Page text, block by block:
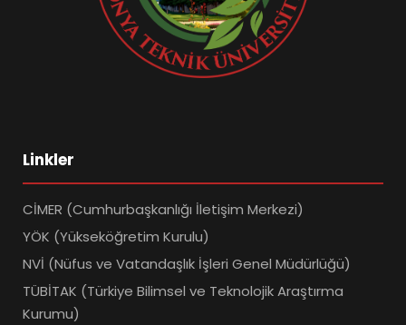
Linkler
CİMER (Cumhurbaşkanlığı İletişim Merkezi)
YÖK (Yükseköğretim Kurulu)
NVİ (Nüfus ve Vatandaşlık İşleri Genel Müdürlüğü)
TÜBİTAK (Türkiye Bilimsel ve Teknolojik Araştırma
Kurumu)